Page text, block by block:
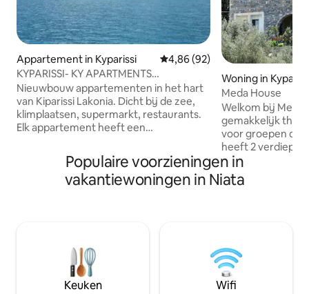
Appartement in Kyparissi Gemiddelde beoordeling van
4,86 (92)
KYPARISSI- KY APARTMENTS
(appartement 1)
Nieuwbouw appartementen in het hart
van Kiparissi Lakonia. Dicht bij de zee,
klimplaatsen, supermarkt, restaurants.
Elk appartement heeft een
eenpersoonsbed, een lcd-tv, een
complete keuken met oven om
dagelijks te koken, airconditioning, een
op afstand. Er zijn nog vier
appartementen op AIRBNB in hetzelfde
complex en recensies moeten in
combinatie worden gelezen voor alle vijf
Woning in
Meda House
Welkom bij Meda
gemakkelijk thuis
voor groepen of
heeft 2
ingangen.
rustieke
slaapkamers, 2
bergen
Egeïsche Zee.
zal de geur van
citroenbloesems
Populaire voorzieningen in
vakantiewoningen in Niata
Keuken Wifi